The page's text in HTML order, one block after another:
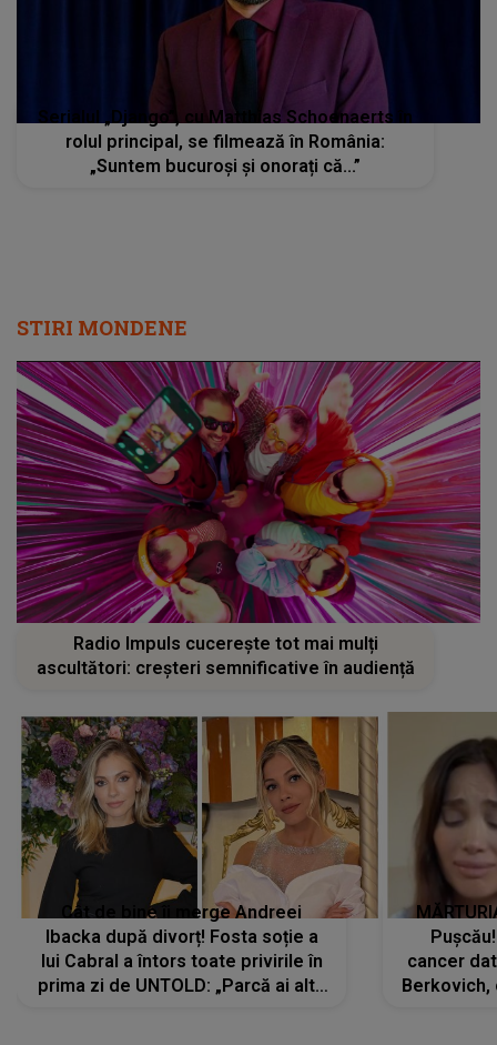
Serialul „Django”, cu Matthias Schoenaerts în
rolul principal, se filmează în România:
„Suntem bucuroși și onorați că...”
STIRI MONDENE
Radio Impuls cucerește tot mai mulți
ascultători: creșteri semnificative în audiență
Cât de bine îi merge Andreei
Ibacka după divorț! Fosta soție a
lui Cabral a întors toate privirile în
prima zi de UNTOLD: „Parcă ai altă
cancer
Berkovich,